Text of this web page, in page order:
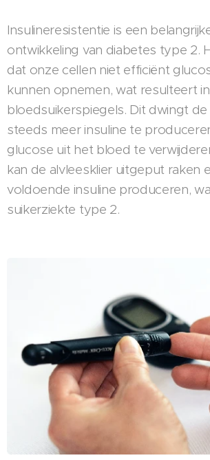
Insulineresistentie is een
ontwikkeling van diabetes type 2.
dat onze cellen niet efficiënt
kunnen opnemen, wat resulteert
bloedsuikerspiegels. Dit dwingt de
steeds meer insuline te
glucose uit het bloed te
kan de alvleesklier uitgeput raken
voldoende insuline produceren,
suikerziekte type 2.